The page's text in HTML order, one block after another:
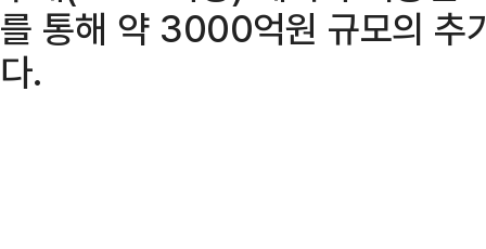
를 통해 약 3000억원 규모의 추
다.